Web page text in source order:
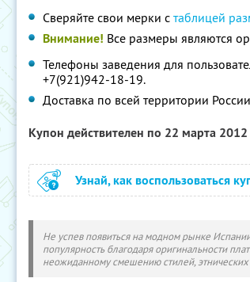
Сверяйте свои мерки с таблицей
Внимание! Все размеры являются
Телефоны заведения для
+7(921)942-18-19.
Доставка по всей территории
Купон действителен по 22 марта
Узнай, как воспользоваться
Не успев появиться на модном рынке
популярность благодаря оригинальности
неожиданному смешению стилей,